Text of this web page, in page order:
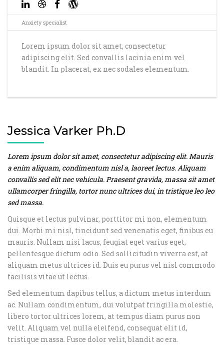
Anxiety specialist
Lorem ipsum dolor sit amet, consectetur
adipiscing elit. Sed convallis lacinia enim vel
blandit. In placerat, ex nec sodales elementum.
Jessica Varker Ph.D
Lorem ipsum dolor sit amet, consectetur adipiscing elit. Mauris
a enim aliquam, condimentum nisl a, laoreet lectus. Aliquam
convallis sed elit nec vehicula. Praesent gravida, massa sit amet
ullamcorper fringilla, tortor nunc ultrices dui, in tristique leo leo
sed massa.
Quisque et lectus pulvinar, porttitor mi non, elementum
dui. Morbi mi nisl, tincidunt sed venenatis eget, finibus eu
mauris. Nullam nisi lacus, feugiat eget varius eget,
pellentesque dictum odio. Sed sollicitudin viverra est, at
aliquam metus ultrices id. Duis eu purus vel nisl commodo
facilisis vitae ut lectus.
Sed elementum dapibus tellus, a dictum metus interdum
ac. Nullam condimentum, dui volutpat fringilla molestie,
libero tortor ultrices lorem, at tempus diam purus non
velit. Aliquam vel nulla eleifend, consequat elit id,
tristique massa. Fusce dolor velit, blandit ac era.